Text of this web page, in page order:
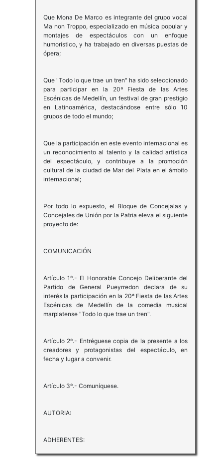
Que Mona De Marco es integrante del grupo vocal
Ma non Troppo, especializado en música popular y
montajes de espectáculos con un enfoque
humorístico, y ha trabajado en diversas puestas de
ópera;
Que "Todo lo que trae un tren" ha sido seleccionado
para participar en la 20ª Fiesta de las Artes
Escénicas de Medellín, un festival de gran prestigio
en Latinoamérica, destacándose entre sólo 10
grupos de todo el mundo;
Que la participación en este evento internacional es
un reconocimiento al talento y la calidad artística
del espectáculo, y contribuye a la promoción
cultural de la ciudad de Mar del Plata en el ámbito
internacional;
Por todo lo expuesto, el Bloque de Concejalas y
Concejales de Unión por la Patria eleva el siguiente
proyecto de:
COMUNICACIÓN
Artículo 1º.- El Honorable Concejo Deliberante del
Partido de General Pueyrredon declara de su
interés la participación en la 20ª Fiesta de las Artes
Escénicas de Medellín de la comedia musical
marplatense "Todo lo que trae un tren".
Artículo 2º.- Entréguese copia de la presente a los
creadores y protagonistas del espectáculo, en
fecha y lugar a convenir.
Artículo 3º.- Comuníquese.
AUTORIA:
ADHERENTES: